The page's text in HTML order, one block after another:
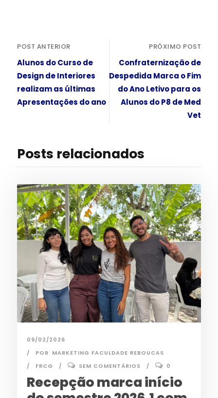
POST ANTERIOR
Alunos do Curso de
Design de Interiores
realizam as últimas
Apresentações do ano
PRÓXIMO POST
Confraternização de
Despedida Marca o Fim
do Ano Letivo para os
Alunos do P8 de Med
Vet
Posts relacionados
09/02/2026
POR MARKETING FACULDADE REBOUCAS
FRCG
SEM COMENTÁRIOS 0
Recepção marca início